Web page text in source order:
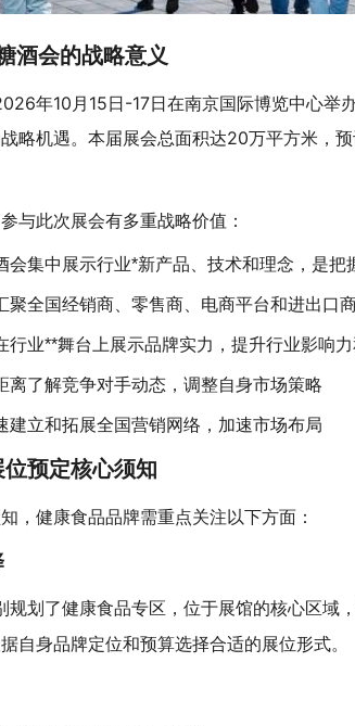
酒会的战略意义
年10月15日-17日在南京国际博览中心举
略机遇。本届展会总面积达20万平方米，
与此次展会有多重战略价值：
会集中展示行业*新产品、技术和理念，是
聚全国经销商、零售商、电商平台和进出口
行业**舞台上展示品牌实力，提升行业影响
离了解竞争对手动态，调整自身市场策略
建立和拓展全国营销网络，加速市场布局
预定核心须知
，健康食品品牌需重点关注以下方面：
规划了健康食品专区，位于展馆的核心区域
自身品牌定位和预算选择合适的展位形式。